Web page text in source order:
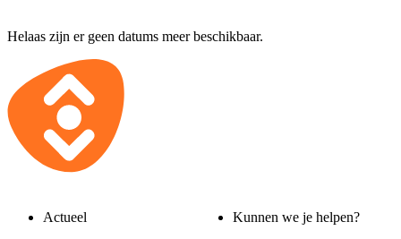
Helaas zijn er geen datums meer beschikbaar.
Actueel Kunnen we je helpen?